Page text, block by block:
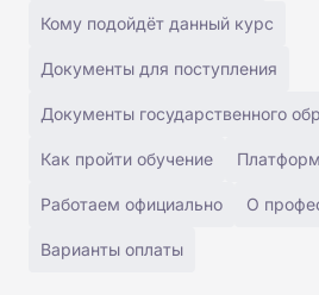
Кому подойдёт данный курс
Документы для поступления
Документы государственного
Как пройти обучение
Работаем официально О
Варианты оплаты